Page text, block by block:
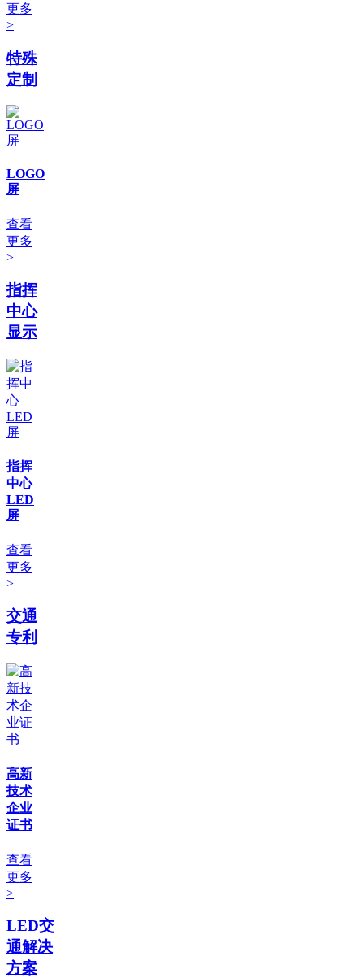
更多
>
特殊
定制
LOGO
屏
查看
更多
>
指挥
中心
显示
指挥
中心
LED
屏
查看
更多
>
交通
专利
高新
技术
企业
证书
查看
更多
>
LED交
通解决
方案